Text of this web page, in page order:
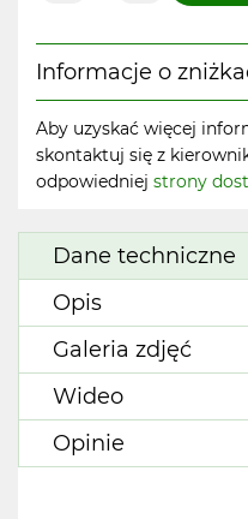
Informacje o
Aby uzyskać więcej
skontaktuj się z
odpowiedniej strony
Dane techniczne
Opis
Galeria zdjęć
Wideo
Opinie